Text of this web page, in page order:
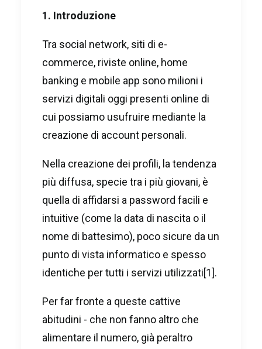
1. Introduzione
Tra social network, siti di e-
commerce, riviste online, home
banking e mobile app sono milioni i
servizi digitali oggi presenti online di
cui possiamo usufruire mediante la
creazione di account personali.
Nella creazione dei profili, la tendenza
più diffusa, specie tra i più giovani, è
quella di affidarsi a password facili e
intuitive (come la data di nascita o il
nome di battesimo), poco sicure da un
punto di vista informatico e spesso
identiche per tutti i servizi utilizzati[1].
Per far fronte a queste cattive
abitudini - che non fanno altro che
alimentare il numero, già peraltro